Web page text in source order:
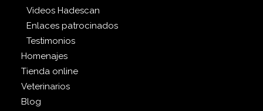
Videos Hadescan
Enlaces patrocinados
Testimonios
Homenajes
Tienda online
Veterinarios
Blog